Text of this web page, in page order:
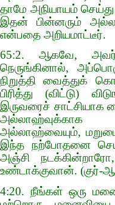
தாமே அநியாயம்
இதன் பின்னரும்
என்பதை அறியமாட்டீர்.
65:2. ஆகவே,
நெருங்கினால்,
நிறுத்தி வைத்துக்
பிரித்து (விட்டு)
இருவரைச் சாட்சியாக
அல்லாஹ்வுக்காக
அல்லாஹ்வையும்,
இந்த நற்போதனை
அஞ்சி
உண்டாக்குவான். (குர்-
4:20. நீங்கள் ஒரு